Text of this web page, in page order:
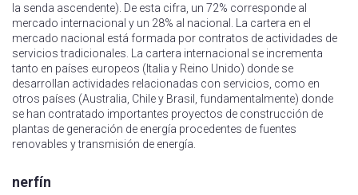
la senda ascendente). De esta cifra, un 72% corresponde al
mercado internacional y un 28% al nacional. La cartera en el
mercado nacional está formada por contratos de actividades de
servicios tradicionales. La cartera internacional se incrementa
tanto en países europeos (Italia y Reino Unido) donde se
desarrollan actividades relacionadas con servicios, como en
otros países (Australia, Chile y Brasil, fundamentalmente) donde
se han contratado importantes proyectos de construcción de
plantas de generación de energía procedentes de fuentes
renovables y transmisión de energía.
nerfín